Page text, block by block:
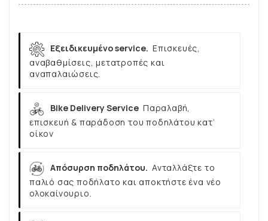
Εξειδικευμένο service. Επισκευές,
αναβαθμίσεις, μετατροπές και
αναπαλαιώσεις.
Bike Delivery Service Παραλαβή,
επισκευή & παράδοση του ποδηλάτου κατ’
οίκον
Απόσυρση ποδηλάτου. Ανταλλάξτε το
παλιό σας ποδήλατο και αποκτήστε ένα νέο
ολοκαίνουριο.